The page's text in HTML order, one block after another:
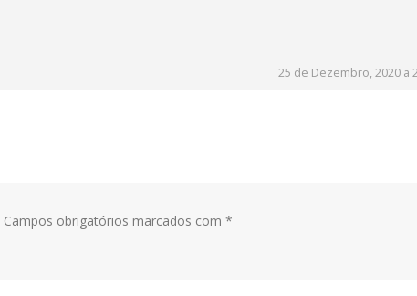
25 de Dezembro, 2020 a
Campos obrigatórios marcados com *